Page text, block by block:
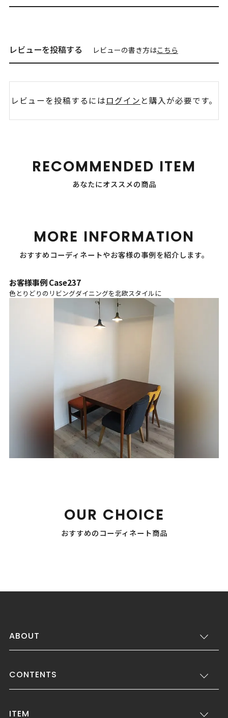
レビューを投稿する レビューの書き方はこちら
レビューを投稿するにはログイン と購入が必要です。
RECOMMENDED ITEM
あなたにオススメの商品
MORE INFORMATION
おすすめコーディネートやお客様の事例を紹介します。
お客様事例 Case237
色とりどりのリビングダイニングを北欧スタイルに
OUR CHOICE
おすすめのコーディネート商品
ABOUT
CONTENTS
ITEM